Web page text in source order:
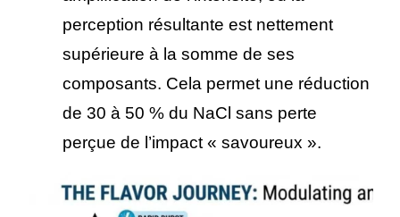
perception résultante est nettement
supérieure à la somme de ses
composants. Cela permet une réduction
de 30 à 50 % du NaCl sans perte
perçue de l’impact « savoureux ».